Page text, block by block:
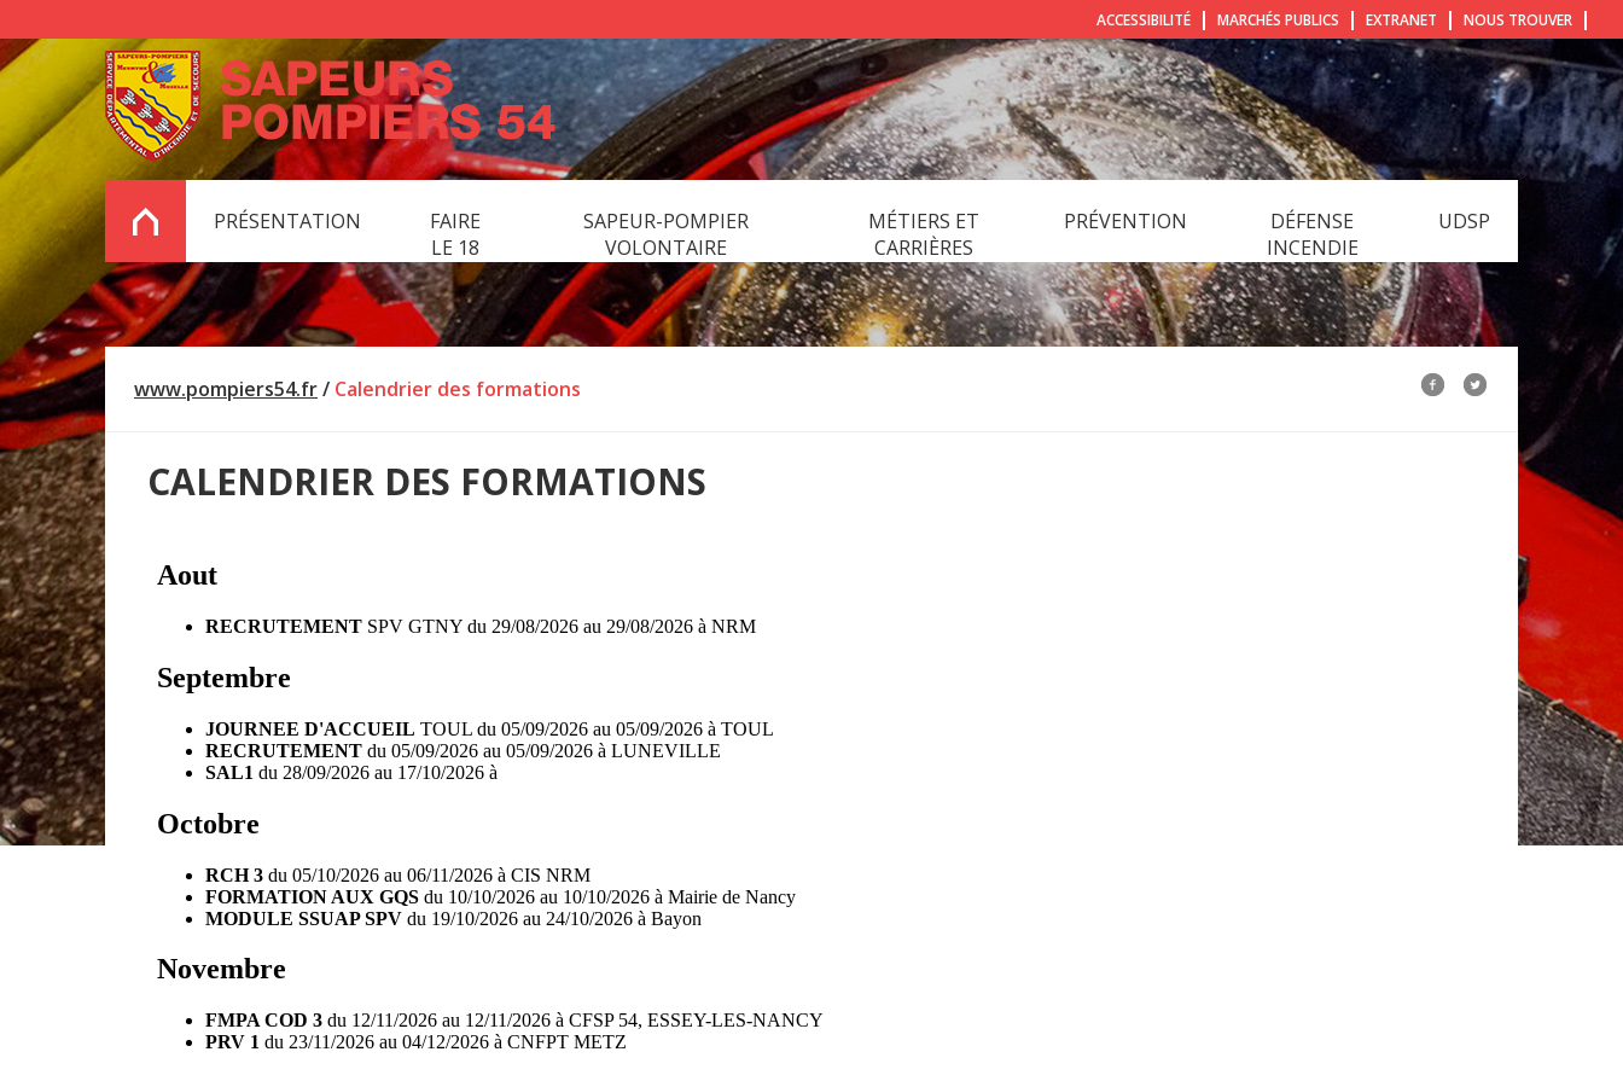
ACCESSIBILITÉ MARCHÉS PUBLICS EXTRANET NOUS TROUVER
PRÉSENTATION
FAIRE
LE 18
SAPEUR-POMPIER
VOLONTAIRE
MÉTIERS ET
CARRIÈRES
PRÉVENTION
DÉFENSE
INCENDIE
UDSP
www.pompiers54.fr/ Calendrier des formations
CALENDRIER DES FORMATIONS